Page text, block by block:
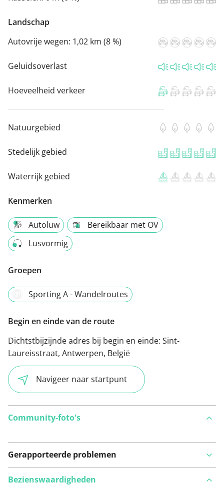
Landschap
Autovrije wegen: 1,02 km (8 %)
Geluidsoverlast
Hoeveelheid verkeer
Natuurgebied
Stedelijk gebied
Waterrijk gebied
Kenmerken
Autoluw
Bereikbaar met OV
Lusvormig
Groepen
Sporting A - Wandelroutes
Begin en einde van de route
Dichtstbijzijnde adres bij begin en einde: Sint-
Laureisstraat, Antwerpen, België
Navigeer naar startpunt
Community-foto's
Gerapporteerde problemen
Bezienswaardigheden